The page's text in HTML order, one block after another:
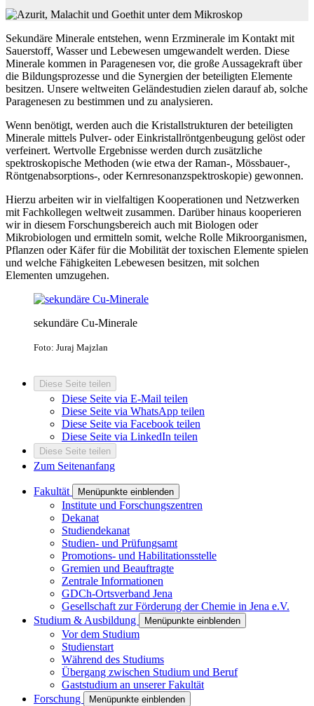
Sekundäre Minerale entstehen, wenn Erzminerale im Kontakt mit
Sauerstoff, Wasser und Lebewesen umgewandelt werden. Diese
Minerale kommen in Paragenesen vor, die große Aussagekraft über
die Bildungsprozesse und die Synergien der beteiligten Elemente
besitzen. Unsere weltweiten Geländestudien zielen darauf ab, solche
Paragenesen zu bestimmen und zu analysieren.
Wenn benötigt, werden auch die Kristallstrukturen der beteiligten
Minerale mittels Pulver- oder Einkristallröntgenbeugung gelöst oder
verfeinert. Wertvolle Ergebnisse werden durch zusätzliche
spektroskopische Methoden (wie etwa der Raman-, Mössbauer-,
Röntgenabsorptions-, oder Kernresonanzspektroskopie) gewonnen.
Hierzu arbeiten wir in vielfaltigen Kooperationen und Netzwerken
mit Fachkollegen weltweit zusammen. Darüber hinaus kooperieren
wir in diesem Forschungsbereich auch mit Biologen oder
Mikrobiologen und ermitteln somit, welche Rolle Mikroorganismen,
Pflanzen oder Käfer für die Mobilität der toxischen Elemente spielen
und welche Fähigkeiten Lebewesen besitzen, mit solchen
Elementen umzugehen.
sekundäre Cu-Minerale
Foto: Juraj Majzlan
Diese Seite teilen
Diese Seite via E-Mail teilen
Diese Seite via WhatsApp teilen
Diese Seite via Facebook teilen
Diese Seite via LinkedIn teilen
Diese Seite teilen
Zum Seitenanfang
Fakultät Menüpunkte einblenden
Institute und Forschungszentren
Dekanat
Studiendekanat
Studien- und Prüfungsamt
Promotions- und Habilitationsstelle
Gremien und Beauftragte
Zentrale Informationen
GDCh-Ortsverband Jena
Gesellschaft zur Förderung der Chemie in Jena e.V.
Studium & Ausbildung
Menüpunkte einblenden
Vor dem Studium
Studienstart
Während des Studiums
Übergang zwischen Studium und Beruf
Gaststudium an unserer Fakultät
Forschung
Menüpunkte einblenden